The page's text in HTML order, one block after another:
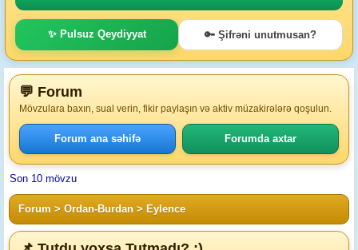
✨ Pulsuz Qeydiyyat 🔑 Şifrəni unutmusan?
💬 Forum
Mövzulara baxın, sual verin, fikir paylaşın və aktiv müzakirələrə qoşulun.
Forum ana səhifə Forumda axtar
Son 10 mövzu
Forum > Ordan-Burdan > Eylence